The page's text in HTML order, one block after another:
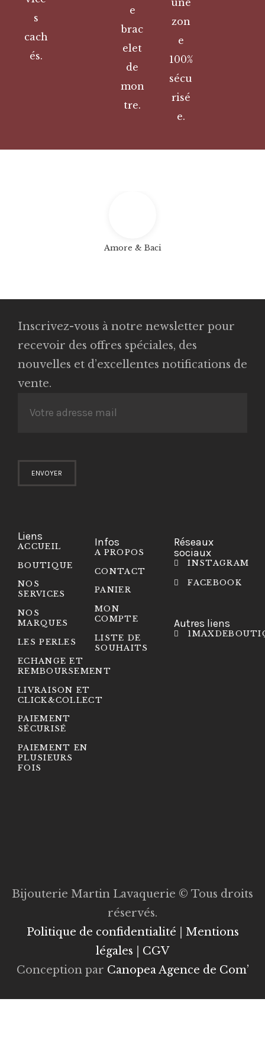
s
cach
és.
e
brac
elet
de
mon
tre.
zon
e
100%
sécu
risé
e.
Amore & Baci
Inscrivez-vous à notre newsletter pour
recevoir des offres spéciales, des
nouvelles et d’excellentes notifications de
vente.
Liens
ACCUEIL
BOUTIQUE
NOS
SERVICES
NOS
MARQUES
LES PERLES
ECHANGE ET
REMBOURSEMENT
LIVRAISON ET
CLICK&COLLECT
PAIEMENT
SÉCURISÉ
PAIEMENT EN
PLUSIEURS
FOIS
Infos
A PROPOS
CONTACT
PANIER
MON
COMPTE
LISTE DE
SOUHAITS
Réseaux
sociaux
INSTAGRAM
FACEBOOK
Autres liens
Bijouterie Martin Lavaquerie © Tous droits
réservés.
Politique de confidentialité
Mentions
légales
CGV
Conception par Canopea Agence de Com’